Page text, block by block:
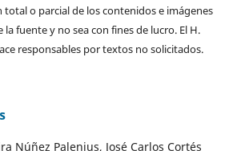
o parcial de los contenidos e imágenes
fuente y no sea con fines de lucro. El H.
responsables por textos no solicitados.
Núñez Palenius, José Carlos Cortés